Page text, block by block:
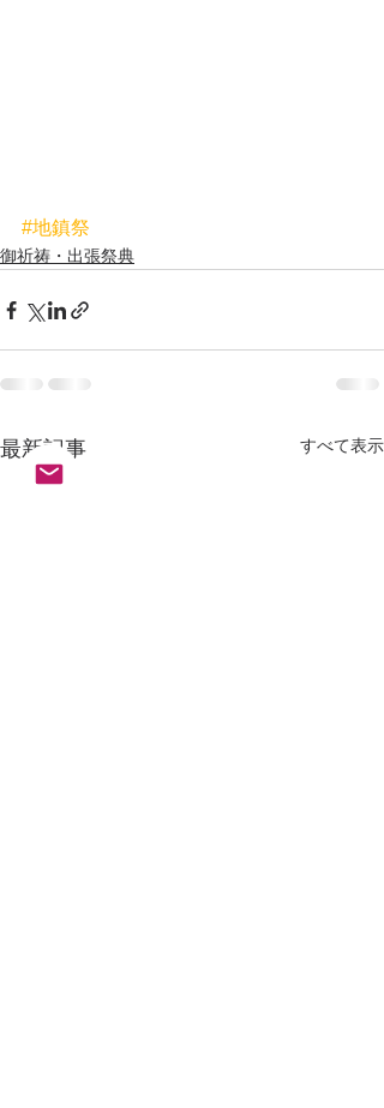
#地鎮祭
御祈祷・出張祭典
最新記事 すべて表示